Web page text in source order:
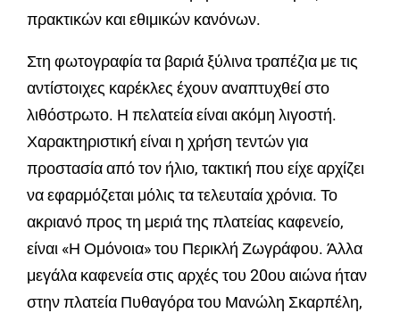
πρακτικών και εθιμικών κανόνων.
Στη φωτογραφία τα βαριά ξύλινα τραπέζια με τις
αντίστοιχες καρέκλες έχουν αναπτυχθεί στο
λιθόστρωτο. Η πελατεία είναι ακόμη λιγοστή.
Χαρακτηριστική είναι η χρήση τεντών για
προστασία από τον ήλιο, τακτική που είχε αρχίζει
να εφαρμόζεται μόλις τα τελευταία χρόνια. Το
ακριανό προς τη μεριά της πλατείας καφενείο,
είναι «Η Ομόνοια» του Περικλή Ζωγράφου. Άλλα
μεγάλα καφενεία στις αρχές του 20ου αιώνα ήταν
στην πλατεία Πυθαγόρα του Μανώλη Σκαρπέλη,